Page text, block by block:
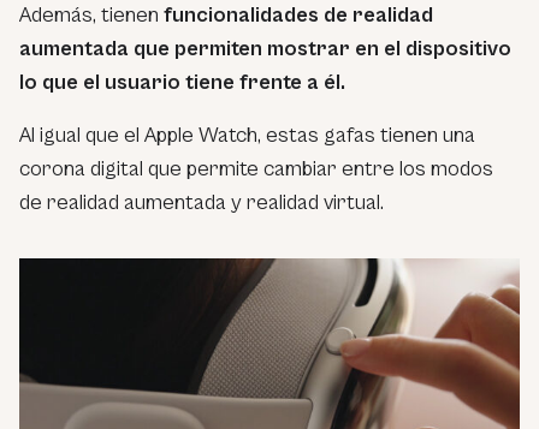
Además, tienen funcionalidades de realidad
aumentada que permiten mostrar en el dispositivo
lo que el usuario tiene frente a él.
Al igual que el Apple Watch, estas gafas tienen una
corona digital que permite cambiar entre los modos
de realidad aumentada y realidad virtual.